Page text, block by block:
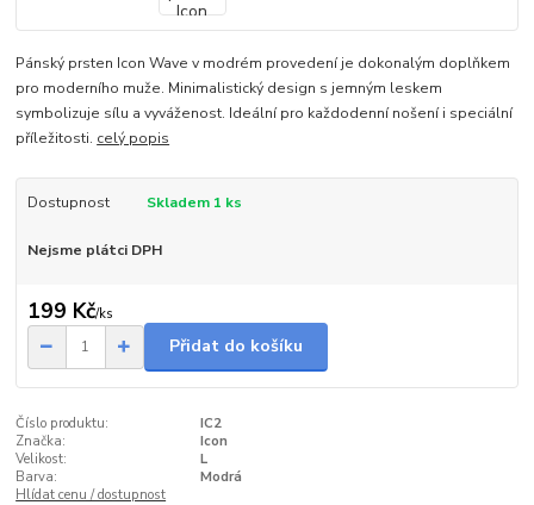
Pánský prsten Icon Wave v modrém provedení je dokonalým doplňkem
pro moderního muže. Minimalistický design s jemným leskem
symbolizuje sílu a vyváženost. Ideální pro každodenní nošení i speciální
příležitosti. celý popis
Dostupnost Skladem 1 ks
Nejsme plátci DPH
199 Kč/ks
Přidat do košíku
Číslo produktu:
IC2
Značka:
Icon
Velikost:
L
Barva:
Modrá
Hlídat cenu / dostupnost